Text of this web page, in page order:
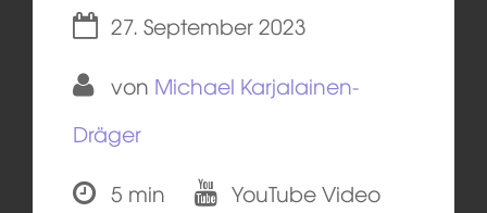
27. September 2023
von Michael Karjalainen-
Dräger
5 min
YouTube Video